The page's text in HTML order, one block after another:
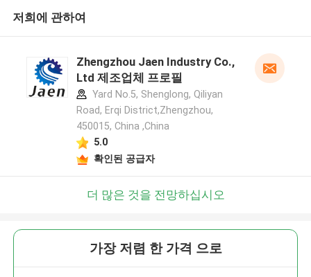
저희에 관하여
Zhengzhou Jaen Industry Co.,
Ltd 제조업체 프로필
Yard No.5, Shenglong, Qiliyan
Road, Erqi District,Zhengzhou,
450015, China ,China
5.0
확인된 공급자
더 많은 것을 전망하십시오
가장 저렴 한 가격 으로